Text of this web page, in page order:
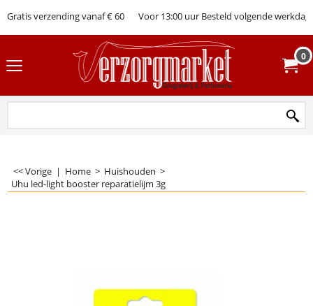
Gratis verzending vanaf € 60 Voor 13:00 uur Besteld volgende werkdag
0
<< Vorige | Home > Huishouden >
Uhu led-light booster reparatielijm 3g